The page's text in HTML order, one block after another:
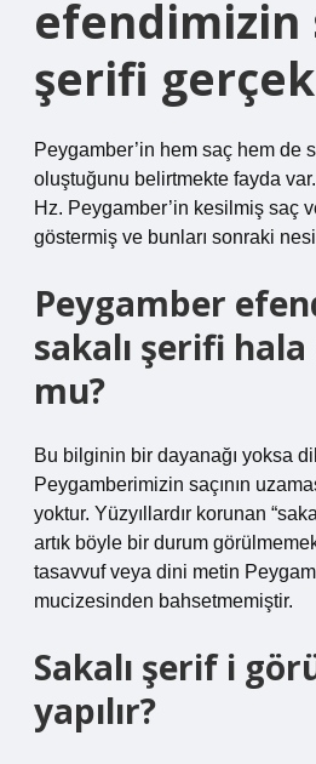
efendimizin
şerifi
Peygamber’in hem saç hem de
oluştuğunu belirtmekte fayda
Hz. Peygamber’in kesilmiş saç
göstermiş ve bunları sonraki
Peygamber
sakalı şerifi
mu?
Bu bilginin bir dayanağı yoksa
Peygamberimizin saçının
yoktur. Yüzyıllardır korunan
artık böyle bir durum
tasavvuf veya dini metin
mucizesinden bahsetmemiştir.
Sakalı şerif i
yapılır?